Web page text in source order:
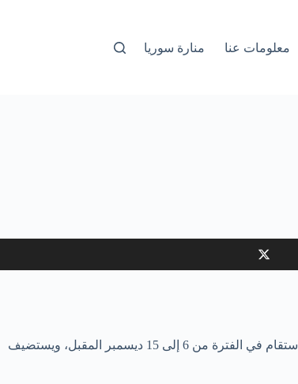
معلومات عنا منارة سوريا
كشف مهرجان البحر الأحمر السينمائي الدولي، عن أفلام الواقع الافتراضي التي سيتم عرضها ضمن برنامج “السينما التفاعلية”، في دورته الافتتاحية التي ستقام في الفترة من 6 إلى 15 ديسمبر المقبل، ويستضيف